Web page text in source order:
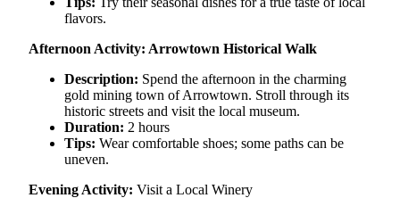
flavors.
Afternoon Activity: Arrowtown Historical Walk
Description: Spend the afternoon in the charming
gold mining town of Arrowtown. Stroll through its
historic streets and visit the local museum.
Duration: 2 hours
Tips: Wear comfortable shoes; some paths can be
uneven.
Evening Activity: Visit a Local Winery